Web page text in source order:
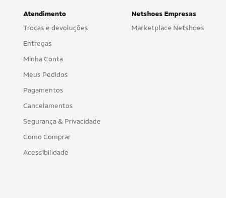
Atendimento
Trocas e devoluções
Entregas
Minha Conta
Meus Pedidos
Pagamentos
Cancelamentos
Segurança & Privacidade
Como Comprar
Acessibilidade
Netshoes Empresas
Marketplace Netshoes